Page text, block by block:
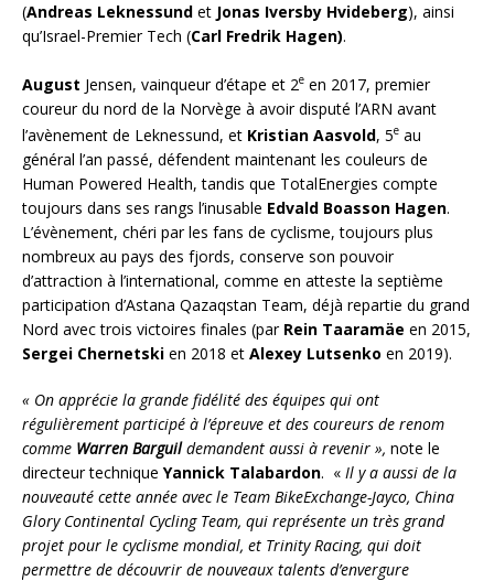
(Andreas Leknessund et Jonas Iversby Hvideberg), ainsi
qu’Israel-Premier Tech (Carl Fredrik Hagen).
August Jensen, vainqueur d’étape et 2e en 2017, premier
coureur du nord de la Norvège à avoir disputé l’ARN avant
l’avènement de Leknessund, et Kristian Aasvold, 5e au
général l’an passé, défendent maintenant les couleurs de
Human Powered Health, tandis que TotalEnergies compte
toujours dans ses rangs l’inusable Edvald Boasson Hagen.
L’évènement, chéri par les fans de cyclisme, toujours plus
nombreux au pays des fjords, conserve son pouvoir
d’attraction à l’international, comme en atteste la septième
participation d’Astana Qazaqstan Team, déjà repartie du grand
Nord avec trois victoires finales (parRein Taaramäe en 2015,
Sergei Chernetski en 2018 et Alexey Lutsenko en 2019).
« On apprécie la grande fidélité des équipes qui ont
régulièrement participé à l’épreuve et des coureurs de renom
comme Warren Barguildemandent aussi à revenir », note le
directeur technique Yannick Talabardon. « Il y a aussi de la
nouveauté cette année avec le Team BikeExchange-Jayco, China
Glory Continental Cycling Team, qui représente un très grand
projet pour le cyclisme mondial, et Trinity Racing, qui doit
permettre de découvrir de nouveaux talents d’envergure